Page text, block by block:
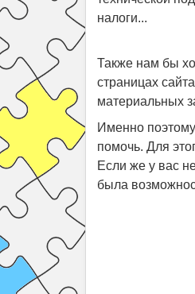
налоги...
Также нам бы
страницах
материальных
Именно
помочь. Для
Если же у вас
была